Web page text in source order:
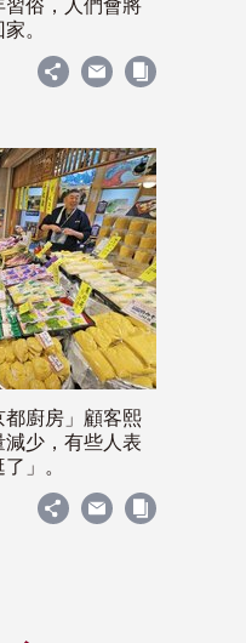
俗，人們會將
。
廚房」顧客熙
少，有些人表
」。